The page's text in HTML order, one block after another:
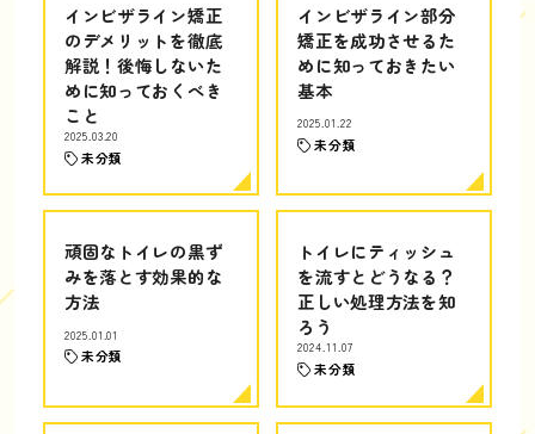
インビザライン矯正
のデメリットを徹底
解説！後悔しないた
めに知っておくべき
こと
2025.03.20
未分類
インビザライン部分
矯正を成功させるた
めに知っておきたい
基本
2025.01.22
未分類
頑固なトイレの黒ず
みを落とす効果的な
方法
2025.01.01
未分類
トイレにティッシュ
を流すとどうなる？
正しい処理方法を知
ろう
2024.11.07
未分類